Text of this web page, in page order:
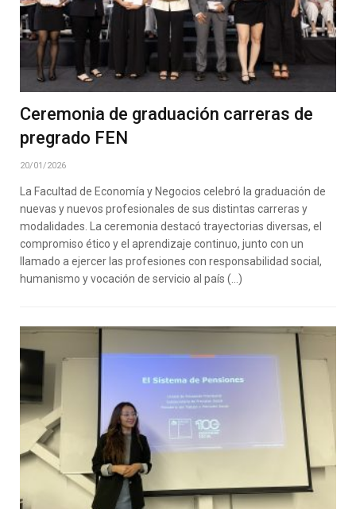
Ceremonia de graduación carreras de
pregrado FEN
20/01/2026
La Facultad de Economía y Negocios celebró la graduación de
nuevas y nuevos profesionales de sus distintas carreras y
modalidades. La ceremonia destacó trayectorias diversas, el
compromiso ético y el aprendizaje continuo, junto con un
llamado a ejercer las profesiones con responsabilidad social,
humanismo y vocación de servicio al país (…)